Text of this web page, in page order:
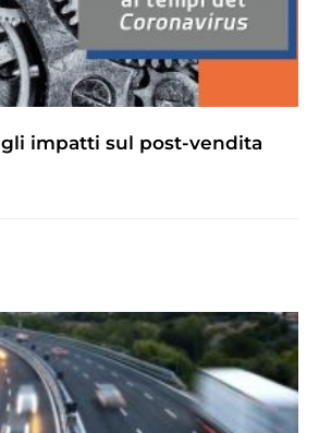
gli impatti sul post-vendita